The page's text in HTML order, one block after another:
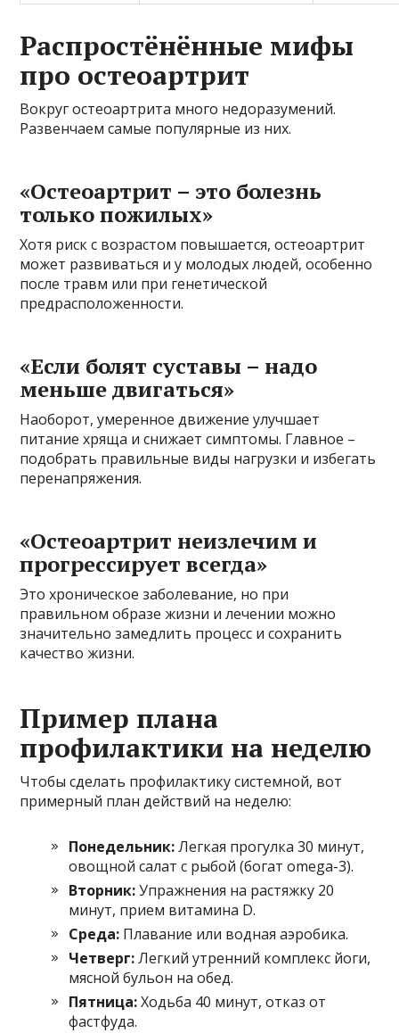
Распростёнённые мифы
про остеоартрит
Вокруг остеоартрита много недоразумений.
Развенчаем самые популярные из них.
«Остеоартрит – это болезнь
только пожилых»
Хотя риск с возрастом повышается, остеоартрит
может развиваться и у молодых людей, особенно
после травм или при генетической
предрасположенности.
«Если болят суставы – надо
меньше двигаться»
Наоборот, умеренное движение улучшает
питание хряща и снижает симптомы. Главное –
подобрать правильные виды нагрузки и избегать
перенапряжения.
«Остеоартрит неизлечим и
прогрессирует всегда»
Это хроническое заболевание, но при
правильном образе жизни и лечении можно
значительно замедлить процесс и сохранить
качество жизни.
Пример плана
профилактики на неделю
Чтобы сделать профилактику системной, вот
примерный план действий на неделю:
Понедельник:Легкая прогулка 30 минут,
овощной салат с рыбой (богат omega-3).
Вторник:Упражнения на растяжку 20
минут, прием витамина D.
Среда: Плавание или водная аэробика.
Четверг:Легкий утренний комплекс йоги,
мясной бульон на обед.
Пятница:Ходьба 40 минут, отказ от
фастфуда.